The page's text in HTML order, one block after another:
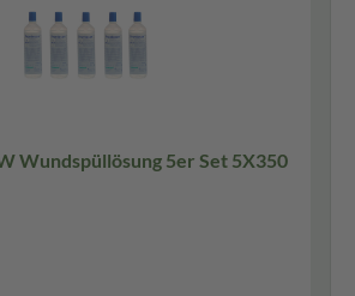
Wundspüllösung 5er Set 5X350